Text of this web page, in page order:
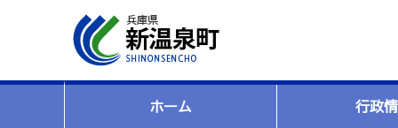
ホーム 行政